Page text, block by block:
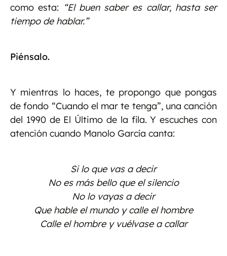
como esta: “El buen saber es callar, hasta ser
tiempo de hablar.”
Piénsalo.
Y mientras lo haces, te propongo que pongas
de fondo “Cuando el mar te tenga”, una canción
del 1990 de El Último de la fila. Y escuches con
atención cuando Manolo García canta:
Si lo que vas a decir
No es más bello que el silencio
No lo vayas a decir
Que hable el mundo y calle el hombre
Calle el hombre y vuélvase a callar